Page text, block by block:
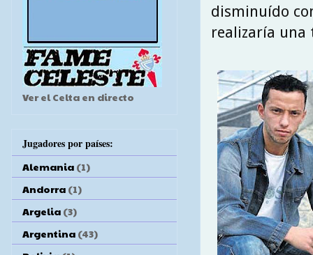
disminuído
realizaría una
Ver el Celta en directo
Jugadores por países:
Alemania (1)
Andorra (1)
Argelia (3)
Argentina (43)